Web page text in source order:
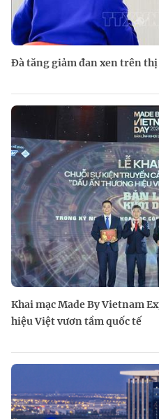
Đà tăng giảm đan xen trên
Khai mạc Made By Vietnam
hiệu Việt vươn tầm quốc tế